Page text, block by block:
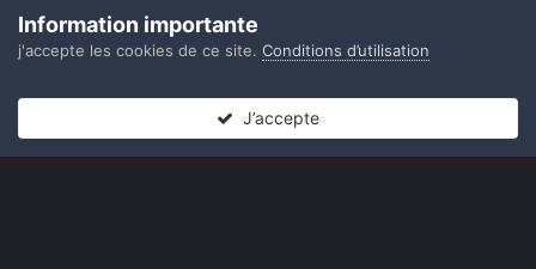
Information importante
j'accepte les cookies de ce site. Conditions d’utilisation
J’accepte